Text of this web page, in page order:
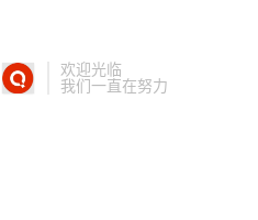
欢迎光临
我们一直在努力